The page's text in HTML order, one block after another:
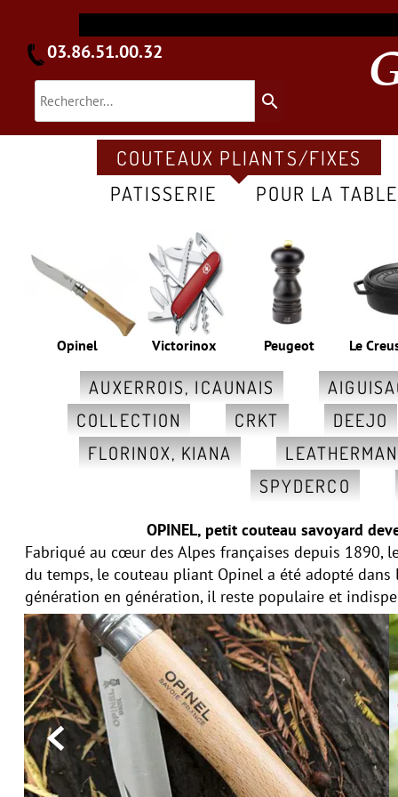
search
AUXERROIS, ICAUNAIS
COLLECTION
CRKT
DEEJO
FLORINOX, KIANA
LEATHERMAN
SPYDERCO
Peugeot Le
Victorinox
Opinel
COUTEAUX PLIANTS/FIXES
PATISSERIE
POUR LA TABLE
03.86.51.00.32
OPINEL, petit couteau savoyard
Fabriqué au cœur des Alpes françaises depuis 1890,
du temps, le couteau pliant Opinel a été adopté
génération en génération, il reste populaire et
